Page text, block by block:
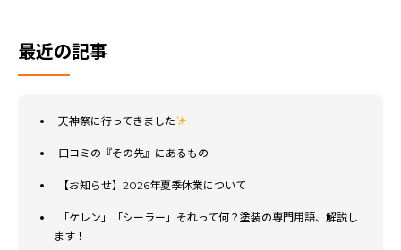
最近の記事
天神祭に行ってきました
口コミの『その先』にあるもの
【お知らせ】2026年夏季休業について
「ケレン」「シーラー」それって何？塗装の専門用語、解説し
ます！